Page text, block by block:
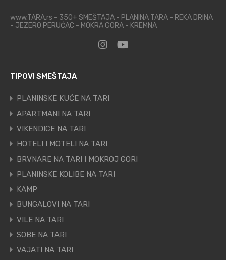
www.TARA.rs - 350+ SMEŠTAJA - PLANINA TARA - REKA DRINA
- JEZERO PERUĆAC - MOKRA GORA - KREMNA
TIPOVI SMEŠTAJA
PLANINSKE KUĆE NA TARI
APARTMANI NA TARI
VIKENDICE NA TARI
HOTELI I MOTELI NA TARI
BRVNARE NA TARI I MOKROJ GORI
PLANINSKE KOLIBE NA TARI
KAMP
BUNGALOVI NA TARI
VILE NA TARI
SOBE NA TARI
VAJATI NA TARI